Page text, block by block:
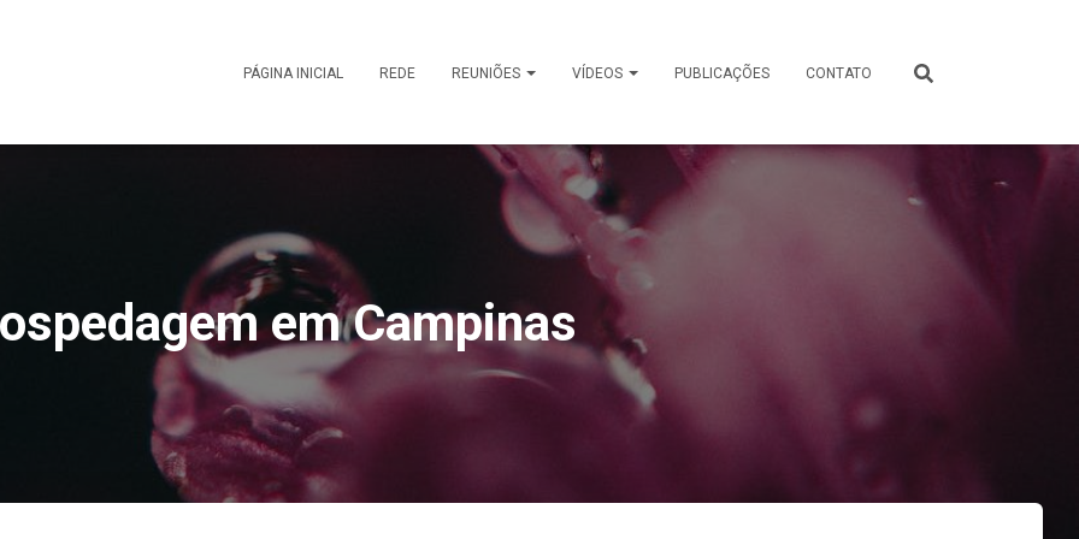
PÁGINA INICIAL REDE REUNIÕES VÍDEOS PUBLICAÇÕES CONTATO
em Campinas